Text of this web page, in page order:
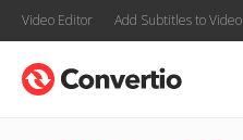
Video Editor Add Subtitles to Video